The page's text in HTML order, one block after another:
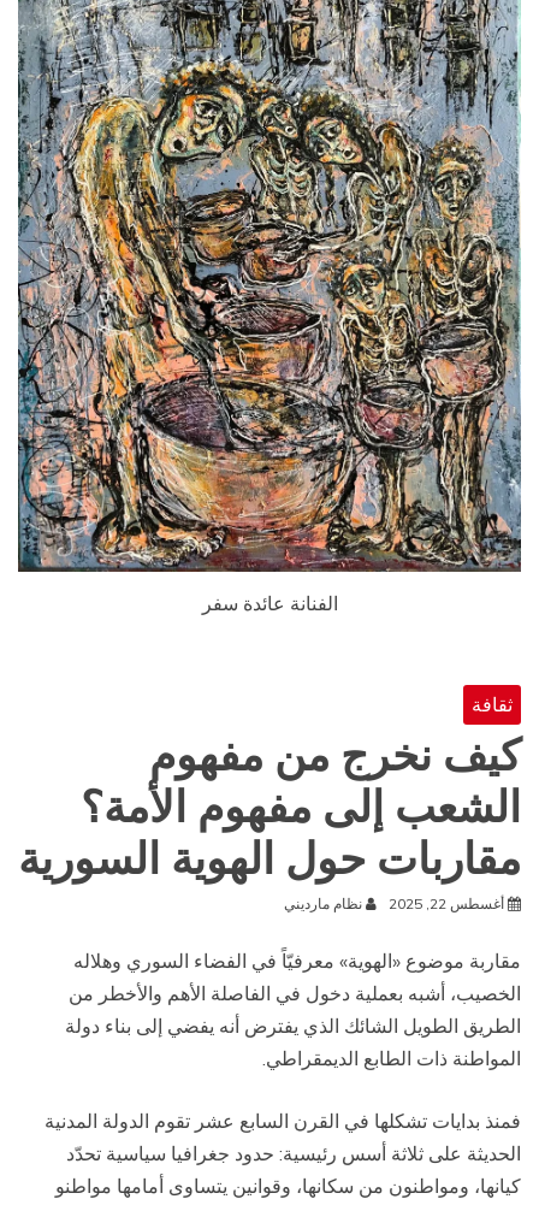
الفنانة عائدة سفر
ثقافة
كيف نخرج من مفهوم
الشعب إلى مفهوم الأمة؟
مقاربات حول الهوية السورية
أغسطس 22, 2025 نظام مارديني
مقاربة موضوع «الهوية» معرفيّاً في الفضاء السوري وهلاله
الخصيب، أشبه بعملية دخول في الفاصلة الأهم والأخطر من
الطريق الطويل الشائك الذي يفترض أنه يفضي إلى بناء دولة
المواطنة ذات الطابع الديمقراطي.
فمنذ بدايات تشكلها في القرن السابع عشر تقوم الدولة المدنية
الحديثة على ثلاثة أسس رئيسية: حدود جغرافيا سياسية تحدّد
كيانها، ومواطنون من سكانها، وقوانين يتساوى أمامها مواطنو